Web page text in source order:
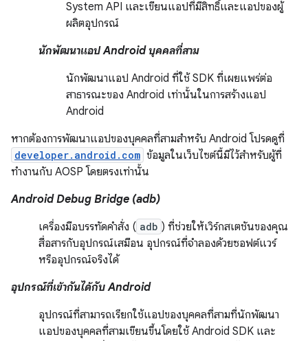
System API และเขียนแอปที่มีสิทธิ์และแอปของผู้
ผลิตอุปกรณ์
นักพัฒนาแอป Android บุคคลที่สาม
นักพัฒนาแอป Android ที่ใช้ SDK ที่เผยแพร่ต่อ
สาธารณะของ Android เท่านั้นในการสร้างแอป
Android
หากต้องการพัฒนาแอปของบุคคลที่สามสำหรับ Android โปรดดูที่
developer.android.com ข้อมูลในเว็บไซต์นี้มีไว้สำหรับผู้ที่
ทำงานกับ AOSP โดยตรงเท่านั้น
Android Debug Bridge (adb)
เครื่องมือบรรทัดคำสั่ง ( adb ) ที่ช่วยให้เวิร์กสเตชันของคุณ
สื่อสารกับอุปกรณ์เสมือน อุปกรณ์ที่จำลองด้วยซอฟต์แวร์
หรืออุปกรณ์จริงได้
อุปกรณ์ที่เข้ากันได้กับ Android
อุปกรณ์ที่สามารถเรียกใช้แอปของบุคคลที่สามที่นักพัฒนา
แอปของบุคคลที่สามเขียนขึ้นโดยใช้ Android SDK และ